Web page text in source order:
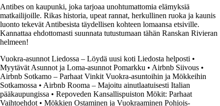
Antibes on kaupunki, joka tarjoaa unohtumattomia elämyksiä
matkailijoille. Rikas historia, upeat rannat, herkullinen ruoka ja kaunis
luonto tekevät Antibesista täydellisen kohteen lomaansa etsiville.
Kannattaa ehdottomasti suunnata tutustumaan tähän Ranskan Rivieran
helmeen!
Vuokra-asunnot Liedossa – Löydä uusi koti Liedosta helposti •
Myytävät Asunnot ja Loma-asunnot Pomarkku • Airbnb Siivous •
Airbnb Sotkamo – Parhaat Vinkit Vuokra-asuntoihin ja Mökkeihin
Sotkamossa • Airbnb Rooma – Majoitu ainutlaatuisesti Italian
pääkaupungissa • Repoveden Kansallispuiston Mökit: Parhaat
Vaihtoehdot • Mökkien Ostaminen ja Vuokraaminen Pohjois-